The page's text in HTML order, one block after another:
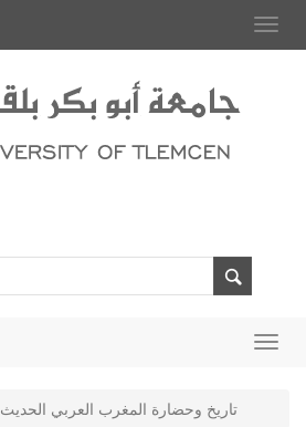
تاريخ وحضارة المغرب العربي الحديث